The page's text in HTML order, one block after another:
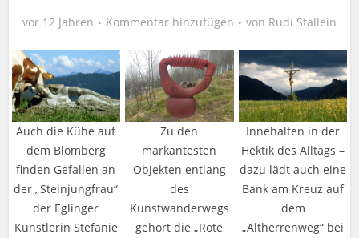
vor 12 Jahren Kommentar hinzufügen von Rudi Stallein
Auch die Kühe auf
dem Blomberg
finden Gefallen an
der „Steinjungfrau“
der Eglinger
Künstlerin Stefanie
Zu den
markantesten
Objekten entlang
des
Kunstwanderwegs
gehört die „Rote
Innehalten in der
Hektik des Alltags –
dazu lädt auch eine
Bank am Kreuz auf
dem
„Altherrenweg“ bei